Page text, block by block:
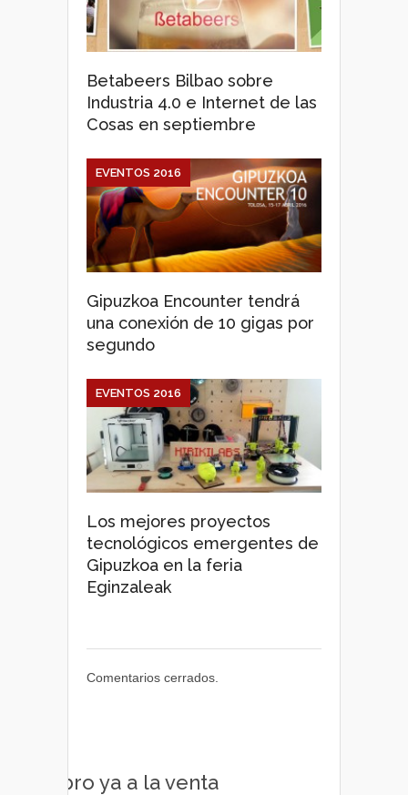
Betabeers Bilbao sobre
Industria 4.0 e Internet de las
Cosas en septiembre
Gipuzkoa Encounter tendrá
una conexión de 10 gigas por
segundo
EVENTOS 2016
Los mejores proyectos
tecnológicos emergentes de
Gipuzkoa en la feria
Eginzaleak
EVENTOS 2016
Comentarios cerrados.
Libro ya a la venta